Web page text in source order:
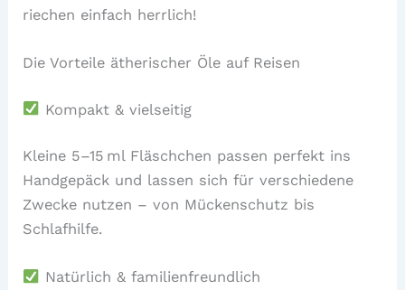
riechen einfach herrlich!
Die Vorteile ätherischer Öle auf Reisen
Kompakt & vielseitig
Kleine 5–15 ml Fläschchen passen perfekt ins
Handgepäck und lassen sich für verschiedene
Zwecke nutzen – von Mückenschutz bis
Schlafhilfe.
Natürlich & familienfreundlich